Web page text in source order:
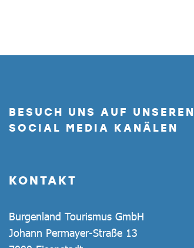
BESUCH UNS AUF UNSEREN
SOCIAL MEDIA KANÄLEN
KONTAKT
Burgenland Tourismus GmbH
Johann Permayer-Straße 13